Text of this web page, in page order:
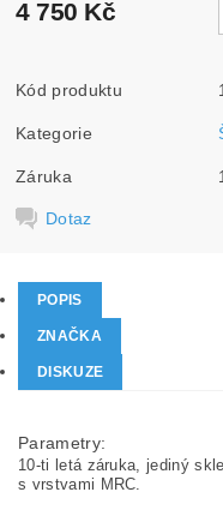
4 750 Kč
Kód produktu
Kategorie
Záruka
Dotaz
POPIS
ZNAČKA
DISKUZE
Parametry:
10-ti letá záruka, jediný
s vrstvami MRC.